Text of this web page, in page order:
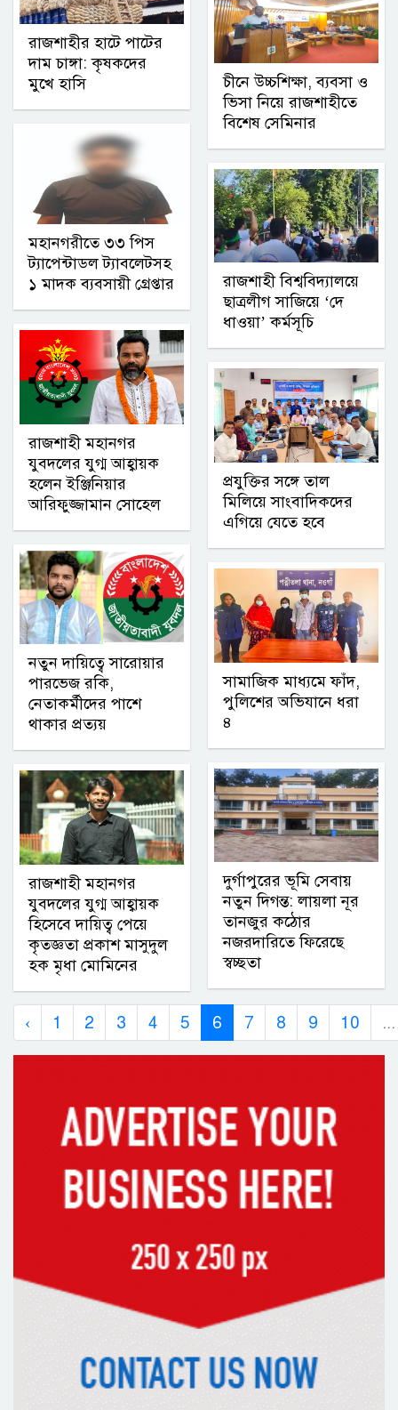
রাজশাহীর হাটে পাটের
দাম চাঙ্গা: কৃষকদের
মুখে হাসি
মহানগরীতে ৩৩ পিস
ট্যাপেন্টাডল ট্যাবলেটসহ
১ মাদক ব্যবসায়ী গ্রেপ্তার
রাজশাহী মহানগর
যুবদলের যুগ্ম আহ্বায়ক
হলেন ইঞ্জিনিয়ার
আরিফুজ্জামান সোহেল
নতুন দায়িত্বে সারোয়ার
পারভেজ রকি,
নেতাকর্মীদের পাশে
থাকার প্রত্যয়
রাজশাহী মহানগর
যুবদলের যুগ্ম আহ্বায়ক
হিসেবে দায়িত্ব পেয়ে
কৃতজ্ঞতা প্রকাশ মাসুদুল
হক মৃধা মোমিনের
চীনে উচ্চশিক্ষা, ব্যবসা ও
ভিসা নিয়ে রাজশাহীতে
বিশেষ সেমিনার
রাজশাহী বিশ্ববিদ্যালয়ে
ছাত্রলীগ সাজিয়ে ‘দে
ধাওয়া’ কর্মসূচি
প্রযুক্তির সঙ্গে তাল
মিলিয়ে সাংবাদিকদের
এগিয়ে যেতে হবে
সামাজিক মাধ্যমে ফাঁদ,
পুলিশের অভিযানে ধরা
৪
দুর্গাপুরের ভূমি সেবায়
নতুন দিগন্ত: লায়লা নূর
তানজুর কঠোর
নজরদারিতে ফিরেছে
স্বচ্ছতা
‹ 1 2 3 4 5 6 7 8 9 10 ...